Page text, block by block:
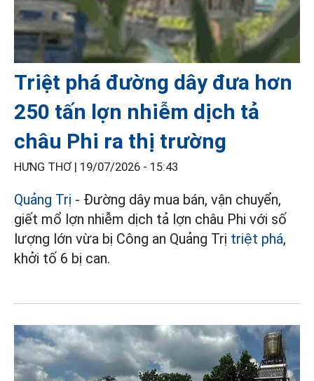
Triệt phá đường dây đưa hơn
250 tấn lợn nhiễm dịch tả
châu Phi ra thị trường
HƯNG THƠ | 19/07/2026 - 15:43
Quảng Trị - Đường dây mua bán, vận chuyển,
giết mổ lợn nhiễm dịch tả lợn châu Phi với số
lượng lớn vừa bị Công an Quảng Trị triệt phá,
khởi tố 6 bị can.